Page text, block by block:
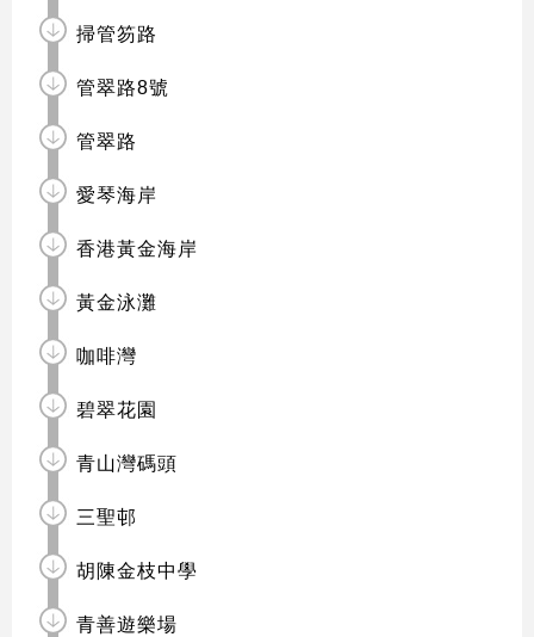
掃管笏路
管翠路8號
管翠路
愛琴海岸
香港黃金海岸
黃金泳灘
咖啡灣
碧翠花園
青山灣碼頭
三聖邨
胡陳金枝中學
青善遊樂場